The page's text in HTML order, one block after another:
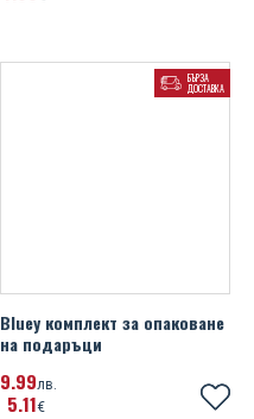
БЪРЗА
ДОСТАВКА
Bluey комплект за опаковане
на подаръци
9 99лв.
5 11€